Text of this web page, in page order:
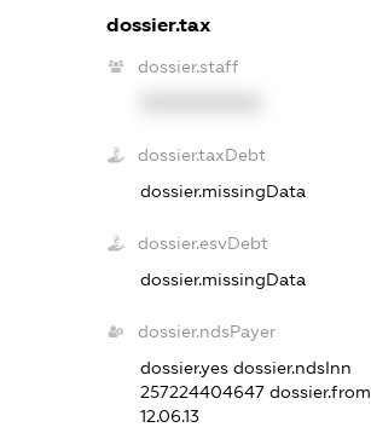
dossier.tax
dossier.staff
dossier.taxDebt
dossier.missingData
dossier.esvDebt
dossier.missingData
dossier.ndsPayer
dossier.yesdossier.ndsInn
257224404647dossier.from
12.06.13